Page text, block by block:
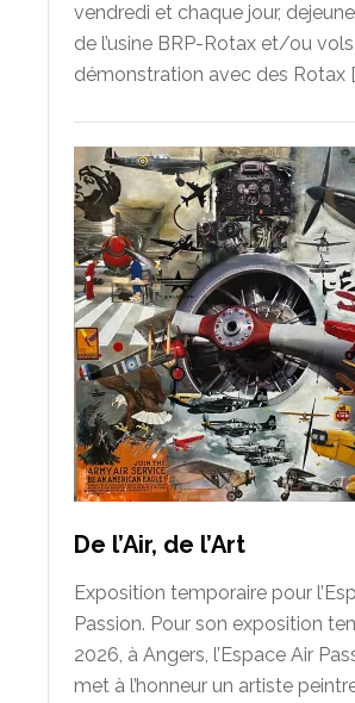
vendredi et chaque jour,
de l’usine BRP-Rotax et/ou
démonstration avec des Rotax
De l’Air, de l’Art
Exposition temporaire pour
Passion. Pour son exposition
2026, à Angers, l’Espace Air
met à l’honneur un artiste